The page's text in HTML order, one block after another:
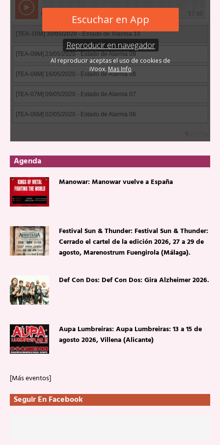
Agenda
Manowar: Manowar vuelve a España
Festival Sun & Thunder: Festival Sun & Thunder:
Cerrado el cartel de la edición 2026, 27 a 29 de
agosto, Marenostrum Fuengirola (Málaga).
Def Con Dos: Def Con Dos: Gira Alzheimer 2026.
Aupa Lumbreiras: Aupa Lumbreiras: 13 a 15 de
agosto 2026, Villena (Alicante)
[Más eventos]
Seguir En Facebook